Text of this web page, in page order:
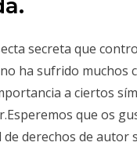
secreta que
ha sufrido muchos
a ciertos
que os
derechos de